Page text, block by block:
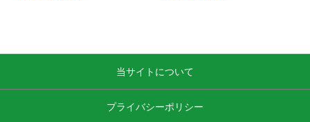
当サイトについて
プライバシーポリシー